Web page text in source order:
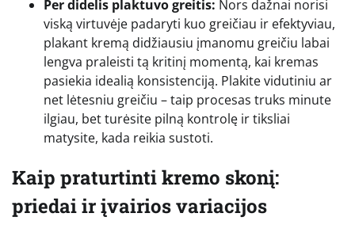
Per didelis plaktuvo greitis: Nors dažnai norisi
viską virtuvėje padaryti kuo greičiau ir efektyviau,
plakant kremą didžiausiu įmanomu greičiu labai
lengva praleisti tą kritinį momentą, kai kremas
pasiekia idealią konsistenciją. Plakite vidutiniu ar
net lėtesniu greičiu – taip procesas truks minute
ilgiau, bet turėsite pilną kontrolę ir tiksliai
matysite, kada reikia sustoti.
Kaip praturtinti kremo skonį:
priedai ir įvairios variacijos